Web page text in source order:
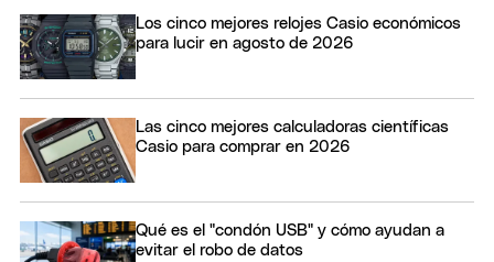
Los cinco mejores relojes Casio económicos
para lucir en agosto de 2026
Las cinco mejores calculadoras científicas
Casio para comprar en 2026
Qué es el "condón USB" y cómo ayudan a
evitar el robo de datos